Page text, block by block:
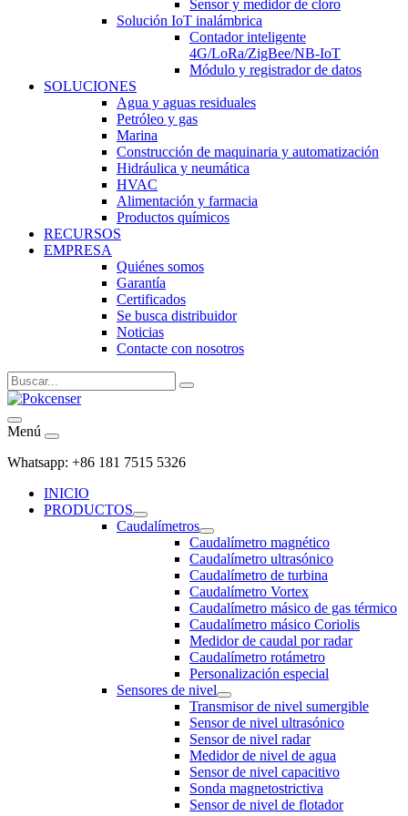
Sensor y medidor de cloro
Solución IoT inalámbrica
Contador inteligente
4G/LoRa/ZigBee/NB-IoT
Módulo y registrador de datos
SOLUCIONES
Agua y aguas residuales
Petróleo y gas
Marina
Construcción de maquinaria y automatización
Hidráulica y neumática
HVAC
Alimentación y farmacia
Productos químicos
RECURSOS
EMPRESA
Quiénes somos
Garantía
Certificados
Se busca distribuidor
Noticias
Contacte con nosotros
Menú
Whatsapp: +86 181 7515 5326
INICIO
PRODUCTOS
Caudalímetros
Caudalímetro magnético
Caudalímetro ultrasónico
Caudalímetro de turbina
Caudalímetro Vortex
Caudalímetro másico de gas térmico
Caudalímetro másico Coriolis
Medidor de caudal por radar
Caudalímetro rotámetro
Personalización especial
Sensores de nivel
Transmisor de nivel sumergible
Sensor de nivel ultrasónico
Sensor de nivel radar
Medidor de nivel de agua
Sensor de nivel capacitivo
Sonda magnetostrictiva
Sensor de nivel de flotador